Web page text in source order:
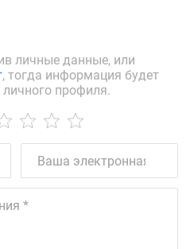
личные данные, или
, тогда информация будет
профиля.